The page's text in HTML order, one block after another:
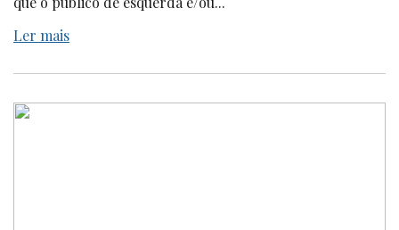
Ler mais